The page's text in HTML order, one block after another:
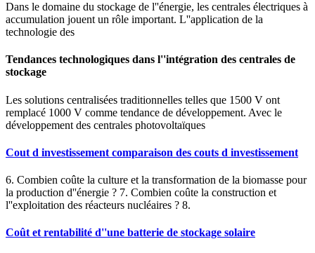
Dans le domaine du stockage de l''énergie, les centrales électriques à
accumulation jouent un rôle important. L''application de la
technologie des
Tendances technologiques dans l''intégration des centrales de
stockage
Les solutions centralisées traditionnelles telles que 1500 V ont
remplacé 1000 V comme tendance de développement. Avec le
développement des centrales photovoltaïques
Cout d investissement comparaison des couts d investissement
6. Combien coûte la culture et la transformation de la biomasse pour
la production d''énergie ? 7. Combien coûte la construction et
l''exploitation des réacteurs nucléaires ? 8.
Coût et rentabilité d''une batterie de stockage solaire